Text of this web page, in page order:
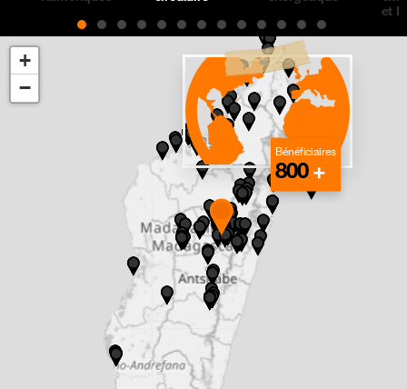
et
+
−
Bénéficiaires
800+